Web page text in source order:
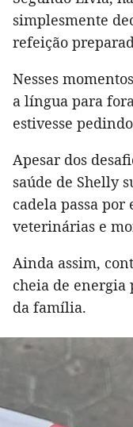
simplesmente
refeição
Nesses
a língua para
estivesse
Apesar dos
saúde de Shelly
cadela passa por
veterinárias e
Ainda assim,
cheia de energia
da família.